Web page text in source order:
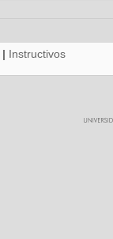
| Instructivos